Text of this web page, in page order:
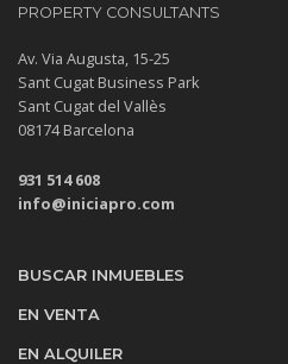
PROPERTY CONSULTANTS
Av. Via Augusta, 15-25
Sant Cugat Business Park
Sant Cugat del Vallès
08174 Barcelona
931 514 608
info@iniciapro.com
BUSCAR INMUEBLES
EN VENTA
EN ALQUILER